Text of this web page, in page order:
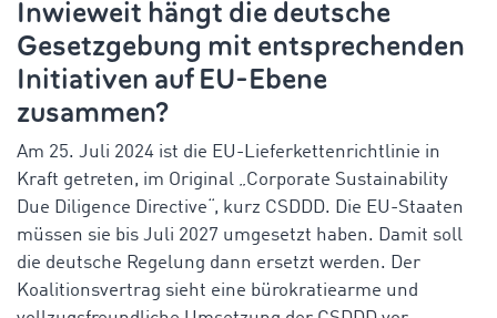
Inwieweit hängt die deutsche
Gesetzgebung mit entsprechenden
Initiativen auf EU-Ebene
zusammen?
Am 25. Juli 2024 ist die EU-Lieferkettenrichtlinie in
Kraft getreten, im Original „Corporate Sustainability
Due Diligence Directive“, kurz CSDDD. Die EU-Staaten
müssen sie bis Juli 2027 umgesetzt haben. Damit soll
die deutsche Regelung dann ersetzt werden. Der
Koalitionsvertrag sieht eine bürokratiearme und